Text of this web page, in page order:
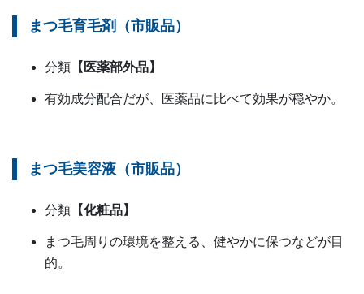
まつ毛育毛剤（市販品）
分類 【 医薬部外品】
有効成分配合だが、医薬品に比べて効果が穏やか。
まつ毛美容液（市販品）
分類 【化粧品】
まつ毛周りの環境を整える、健やかに保つなどが目
的。